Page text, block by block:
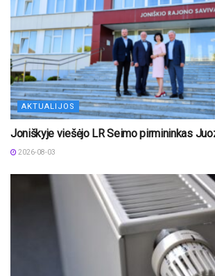
AKTUALIJOS
Joniškyje viešėjo LR Seimo pirmininkas
2026-08-03